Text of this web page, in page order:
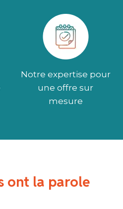
Notre expertise pour
une offre sur
mesure
ont la parole